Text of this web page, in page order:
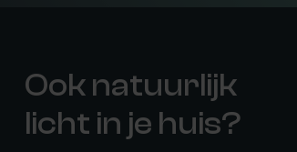
Ook natuurlijk
licht in je huis?